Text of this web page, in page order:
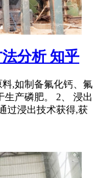
分析 知乎
,如制备氟化钙、氟
产磷肥。 2、 浸出
过浸出技术获得,获